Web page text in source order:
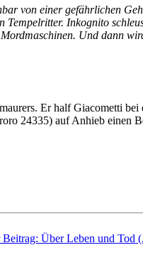
von einer gefährlichen
Tempelritter. Inkognito
Und dann
Er half Giacometti
24335) auf Anhieb einen
Beitrag: Über Leben und Tod